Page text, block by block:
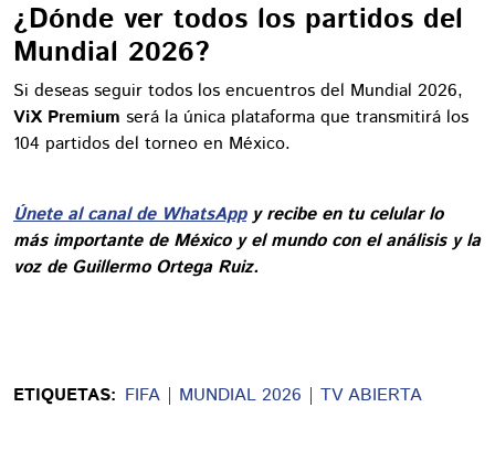
¿Dónde ver todos los partidos del
Mundial 2026?
Si deseas seguir todos los encuentros del Mundial 2026,
ViX Premium será la única plataforma que transmitirá los
104 partidos del torneo en México.
Únete al canal de WhatsAppy recibe en tu celular lo
más importante de México y el mundo con el análisis y la
voz de Guillermo Ortega Ruiz.
ETIQUETAS: FIFA MUNDIAL 2026 TV ABIERTA